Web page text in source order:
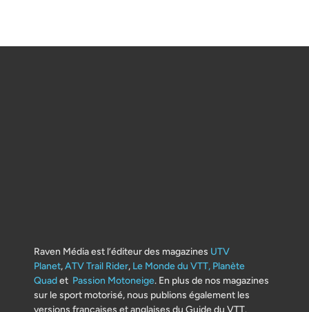
Raven Média est l’éditeur des magazines UTV
Planet,ATV Trail Rider, Le Monde du VTT, Planète
Quadet Passion Motoneige. En plus de nos magazines
sur le sport motorisé, nous publions également les
versions françaises et anglaises du Guide du VTT.